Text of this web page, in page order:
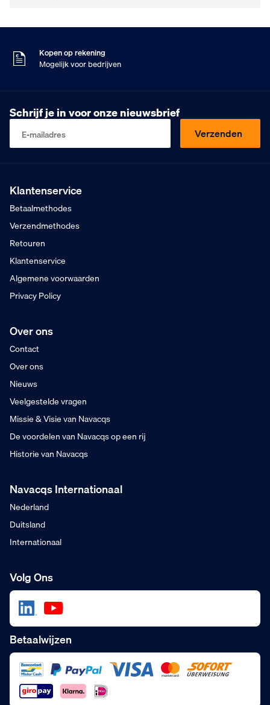
9
Klanten geven ons
Kopen op rekening
Mogelijk voor bedrijven
Maandag in huis
,5
Op basis van 453 beoordelingen
Kopen op rekening
Vanaf €75,- excl. BTW
Na 16:00 besteld
Maandag in huis
Schrijf je in voor onze nieuwsbrief
E-mailadres Verzenden
Klantenservice
Betaalmethodes
Verzendmethodes
Retouren
Klantenservice
Algemene voorwaarden
Privacy Policy
Over ons
Contact
Over ons
Nieuws
Veelgestelde vragen
Missie & Visie van Navacqs
De voordelen van Navacqs op een rij
Historie van Navacqs
Navacqs Internationaal
Nederland
Duitsland
Internationaal
Volg Ons
Betaalwijzen